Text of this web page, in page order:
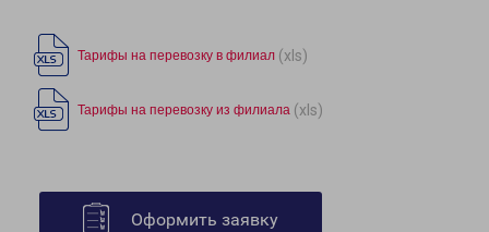
Тарифы на перевозку в филиал (xls)
Тарифы на перевозку из филиала (xls)
Оформить заявку